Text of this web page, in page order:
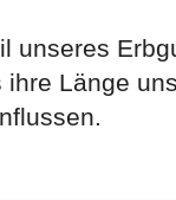
unseres
Länge